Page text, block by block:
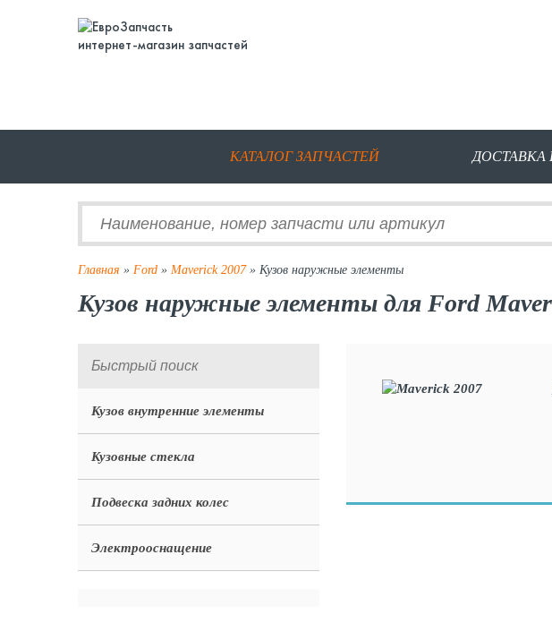
интернет-магазин запчастей
КАТАЛОГ ЗАПЧАСТЕЙ ДОСТАВКА
Главная » Ford » Maverick 2007» Кузов наружные элементы
Кузов наружные элементы для Ford
Кузов внутренние элементы
Кузовные стекла
Подвеска задних колес
Электрооснащение